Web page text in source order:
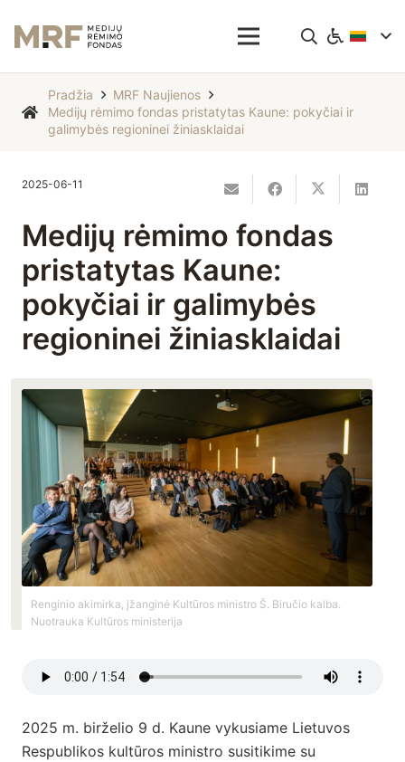
Pradžia
MRF Naujienos
Medijų rėmimo fondas pristatytas Kaune: pokyčiai ir
galimybės regioninei žiniasklaidai
2025-06-11
Medijų rėmimo fondas
pristatytas Kaune:
pokyčiai ir galimybės
regioninei žiniasklaidai
Renginio akimirka, įžanginė Kultūros ministro Š. Biručio kalba.
Nuotrauka Kultūros ministerija
2025 m. birželio 9 d. Kaune vykusiame Lietuvos
Respublikos kultūros ministro susitikime su